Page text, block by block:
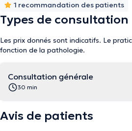
1 recommandation des patients
Types de consultation
Les prix donnés sont indicatifs. Le
fonction de la pathologie.
Consultation générale
30 min
Avis de patients